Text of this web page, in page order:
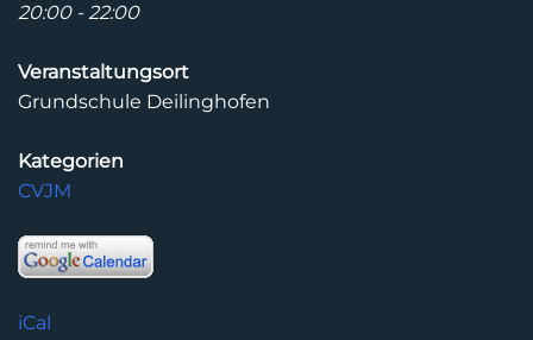
20:00 - 22:00
Veranstaltungsort
Grundschule Deilinghofen
Kategorien
CVJM
iCal